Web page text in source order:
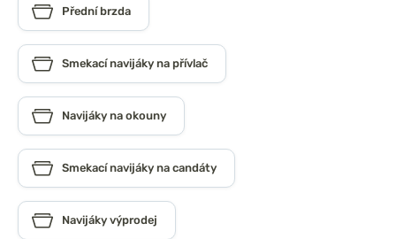
Přední brzda
Smekací navijáky na přívlač
Navijáky na okouny
Smekací navijáky na candáty
Navijáky výprodej